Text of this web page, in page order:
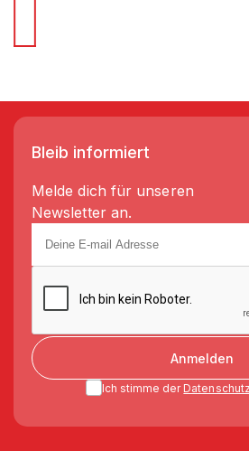
Bleib informiert
Melde dich für unseren
Newsletter an.
Anmelden
Ich stimme der